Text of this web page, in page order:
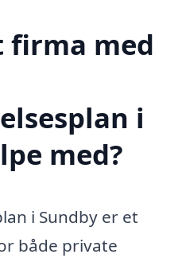
firma med
i
med?
i Sundby er et
både private